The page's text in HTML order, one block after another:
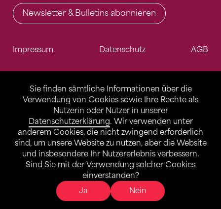
Sie finden sämtliche Informationen über die
Verwendung von Cookies sowie Ihre Rechte als
Nutzerin oder Nutzer in unserer
Datenschutzerklärung. Wir verwenden unter
anderem Cookies, die nicht zwingend erforderlich
sind, um unsere Website zu nutzen, aber die Website
und insbesondere Ihr Nutzererlebnis verbessern.
Sind Sie mit der Verwendung solcher Cookies
einverstanden?
Ja
Nein
Newsletter & Bulletins abonnieren
Impressum Datenschutz AGB